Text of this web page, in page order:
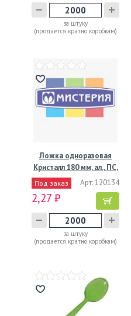
за штуку
(продается кратно коробкам)
Ложка одноразовая
Кристалл 180 мм, ал., ПС,
Под заказ Арт: 120134
2,27 ₽
за штуку
(продается кратно коробкам)